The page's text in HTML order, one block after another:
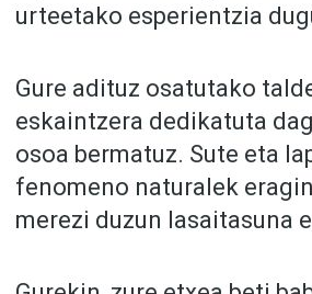
urteetako esperientzia
Gure adituz osatutako
eskaintzera dedikatuta
osoa bermatuz. Sute eta
fenomeno naturalek
merezi duzun lasaitasuna